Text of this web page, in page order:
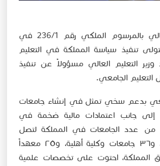
أُنشئت وزارة التعليم العالي بالمرسوم الملكي رقم 236/1 في
(1975م) لتتولى تنفيذ سياسة المملكة في التعليم
وزير التعليم العالي مسؤولاً عن تنفيذ​
الجامعي.
بدعم سخي تمثل في إنشاء جامعات
إلى جانب اعتمادات مالية ضخمة في
زاد من عدد الجامعات في المملكة لتصل
إلى ٢٧ جامعة حكومية، و٣٦ جامعات وكلية أهلية، و٢٥ معهداً
المملكة،​ احتوت على تخصصات علمية